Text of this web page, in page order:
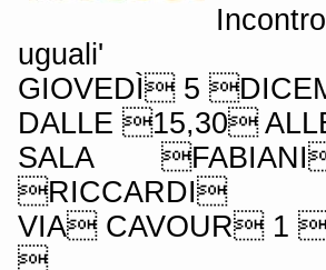
uguali'
GIOVEDÌ 5
DALLE 15,30
SALA
RICCARDI
VIA CAVOUR 1
